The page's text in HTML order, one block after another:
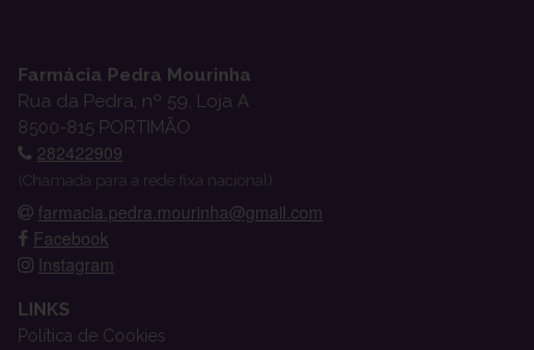
Farmácia Pedra Mourinha
Rua da Pedra, nº 59, Loja A
8500-815 PORTIMÃO
282422909
(Chamada para a rede fixa nacional)
farmacia.pedra.mourinha@gmail.com
Facebook
Instagram
LINKS
Política de Cookies